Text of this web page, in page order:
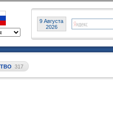
9 Августа
2026
317